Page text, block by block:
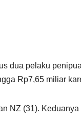
dua pelaku
Rp7,65 miliar
NZ (31).